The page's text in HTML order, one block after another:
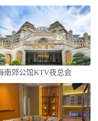
南郊公馆KTV夜总会